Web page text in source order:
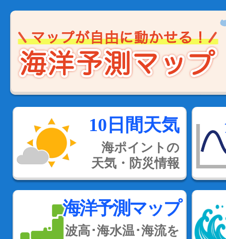
10日間天気
海ポイントの
天気・防災情報
海洋予測マップ
波高･海水温･海流を